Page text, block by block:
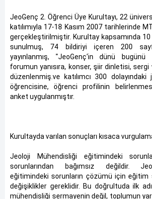
JeoGenç 2. Öğrenci Üye Kurultayı, 22
katılımıyla 17-18 Kasım 2007 tarihlerinde
gerçekleştirilmiştir. Kurultay kapsamında
sunulmuş, 74 bildiriyi içeren 200
yayınlanmış, "JeoGenç‘in dünü bugünü
forumun yanısıra, konser, şiir dinletisi,
düzenlenmiş.ve katılımcı 300
öğrencisine, öğrenci profilinin
anket uygulanmıştır.
Kurultayda varılan sonuçları kısaca
Jeoloji Mühendisliği eğitimindeki
sorunlarından bağımsız değildir.
eğitimindeki sorunların çözümü için eğitim
değişiklikler gereklidir. Bu doğrultuda ilk
mühendisliği sermayenin değil, toplumun